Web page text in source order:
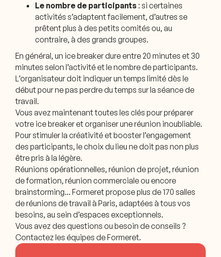
Le nombre de participants : si certaines
activités s’adaptent facilement, d’autres se
prêtent plus à des petits comités ou, au
contraire, à des grands groupes.
En général, un ice breaker dure entre 20 minutes et 30
minutes selon l’activité et le nombre de participants.
L’organisateur doit indiquer un temps limité dès le
début pour ne pas perdre du temps sur la séance de
travail.
Vous avez maintenant toutes les clés pour préparer
votre ice breaker et organiser une réunion inoubliable.
Pour stimuler la créativité et booster l’engagement
des participants, le choix du lieu ne doit pas non plus
être pris à la légère.
Réunions opérationnelles, réunion de projet, réunion
de formation, réunion commerciale ou encore
brainstorming… Formeret propose plus de 170 salles
de réunions de travail à Paris, adaptées à tous vos
besoins, au sein d’espaces exceptionnels.
Vous avez des questions ou besoin de conseils ?
Contactez les équipes de Formeret.